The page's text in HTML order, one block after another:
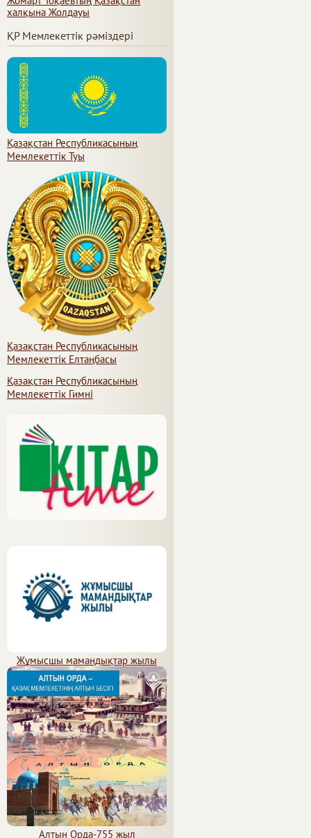
халқына Жолдауы
ҚР Мемлекеттік рәміздері
Қазақстан Республикасының
Мемлекеттiк Туы
Қазақстан Республикасының
Мемлекеттiк Елтаңбасы
Қазақстан Республикасының
Мемлекеттік Гимні
Жұмысшы мамандықтар жылы
Алтын Орда-755 жыл